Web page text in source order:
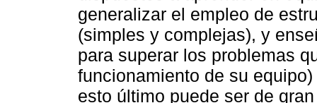
generalizar el empleo de
(simples y complejas), y
para superar los problemas
funcionamiento de su
esto último puede ser de